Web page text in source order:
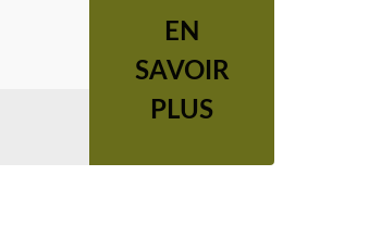
EN
SAVOIR
PLUS